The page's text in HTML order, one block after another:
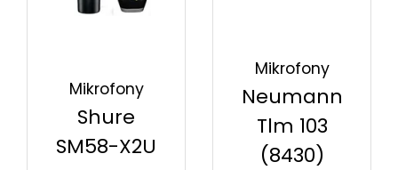
Mikrofony
Shure
SM58-X2U
Mikrofony
Neumann
Tlm 103
(8430)